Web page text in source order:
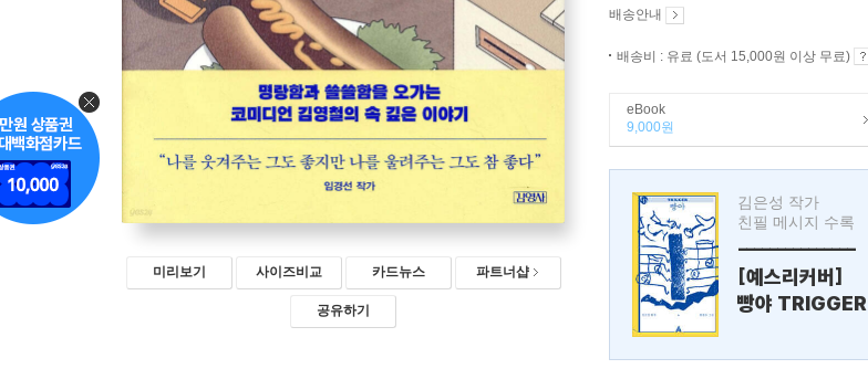
미리보기 사이즈비교 카드뉴스 파트너샵
공유하기
배송안내
배송비 : 유료 (도서 15,000원 이상 무료)
eBook
9,000원
김은성 작가
친필 메시지 수록
---------------
[예스리커버]
빵야 TRIGGER